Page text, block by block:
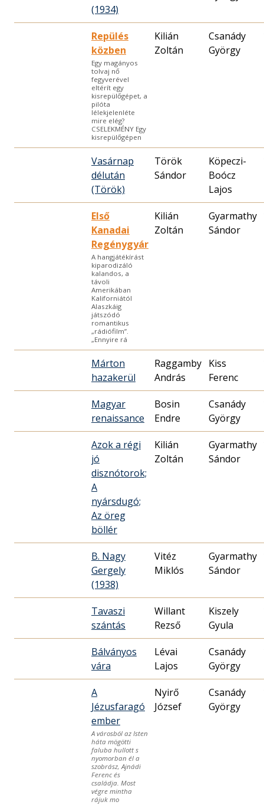
(1934)
Repülés
közben
Egy magányos
tolvaj nő
fegyverével
eltérít egy
kisrepülőgépet, a
pilóta
lélekjelenléte
mire elég?
CSELEKMÉNY Egy
kisrepülőgépen
Kilián
Zoltán
Csanády
György
Vasárnap
délután
(Török)
Török
Sándor
Köpeczi-
Boócz
Lajos
Első
Kanadai
Regénygyár
A hangjátékírást
kiparodizáló
kalandos, a
távoli
Amerikában
Kaliforniától
Alaszkáig
játszódó
romantikus
„rádiófilm”.
„Ennyire rá
Kilián
Zoltán
Gyarmathy
Sándor
Márton
hazakerül
Raggamby
András
Kiss
Ferenc
Magyar
renaissance
Bosin
Endre
Csanády
György
Azok a régi
jó
disznótorok;
A
nyársdugó;
Az öreg
böllér
Kilián
Zoltán
Gyarmathy
Sándor
B. Nagy
Gergely
(1938)
Vitéz
Miklós
Gyarmathy
Sándor
Tavaszi
szántás
Willant
Rezső
Kiszely
Gyula
Bálványos
vára
Lévai
Lajos
Csanády
György
A
Jézusfaragó
ember
A városból az Isten
háta mögötti
faluba hullott s
nyomorban él a
szobrász, Ajnádi
Ferenc és
családja. Most
végre mintha
rájuk mo
Nyirő
József
Csanády
György